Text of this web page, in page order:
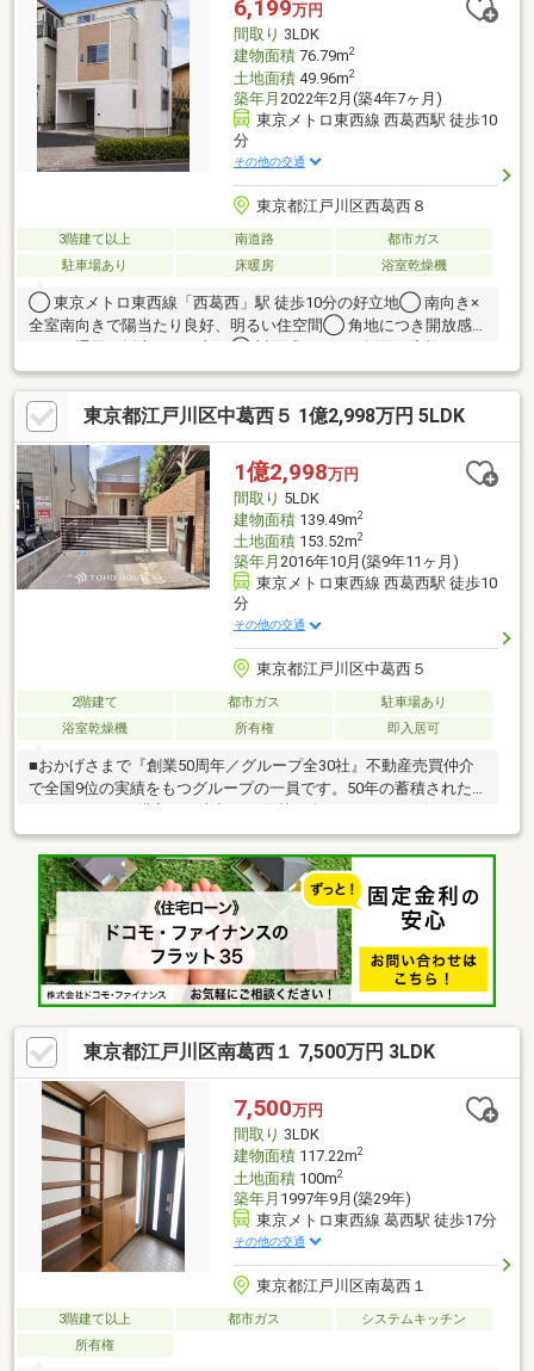
『住まい』と『暮らし』の安心と安全を守るサービスを全て無料
で提供してます。お気軽にお問合せ下さい！
6,199万円
間取り 3LDK
建物面積76.79m2
土地面積49.96m2
築年月 2022年2月(築4年7ヶ月)
東京メトロ東西線 西葛西駅 徒歩10
分
その他の交通
東京都江戸川区西葛西８
3階建て以上 南道路
都市ガス
駐車場あり
床暖房 浴室乾燥機
◯ 東京メトロ東西線「西葛西」駅 徒歩10分の好立地◯ 南向き×
全室南向きで陽当たり良好、明るい住空間◯ 角地につき開放感
会話が弾むLDK◯ 床暖房・浴室乾燥機・食器洗乾燥機など設備充
実◯ 全居室収納付きで室内すっきり、収納力も安心◯ 南面バル
コニー付きで洗濯動線もスムーズ◯ TVモニター付きインターホ
ンで防犯面も配慮◯ 都市ガス対応でランニングコストも抑えら
れます◯ 即引渡可につき、スムーズに新生活スタート可能
東京都江戸川区中葛西５ 1億2,998万円 5LDK
1億2,998万円
間取り 5LDK
建物面積139.49m2
土地面積153.52m2
築年月 2016年10月(築9年11ヶ月)
東京メトロ東西線 西葛西駅 徒歩10
分
その他の交通
東京都江戸川区中葛西５
2階建て 都市ガス
駐車場あり
浴室乾燥機
所有権 即入居可
■おかげさまで『創業50周年／グループ全30社』不動産売買仲介
で全国9位の実績をもつグループの一員です。50年の蓄積された
す。■選ばれ続けて「お客様の声」2000件以上突破！多くの信頼
と感謝の言葉を頂く、実績と信頼の東宝ハウス船橋にお任せくだ
さい。■独自のFP相談【未来カレンダー】資金計画の漠然とした
不安を『見える化』して幸せな未来へのスタートを切りましょ
う。■業界初の無料アフターサポート【TOHO HOUSE CLUB】ご
購入後もお客様の『住まい』と『暮らし』の安心・安全を無料で
守ります。お気軽にお問合せ下さい！
東京都江戸川区南葛西１ 7,500万円 3LDK
7,500万円
間取り 3LDK
建物面積117.22m2
土地面積100m2
築年月 1997年9月(築29年)
東京メトロ東西線 葛西駅 徒歩17分
その他の交通
東京都江戸川区南葛西１
3階建て以上 都市ガス
システムキッチン
所有権